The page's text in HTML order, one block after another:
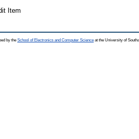
Item
by the School of Electronics and Computer Science at the University of